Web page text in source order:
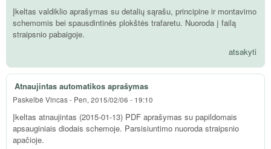
Įkeltas valdiklio aprašymas su detalių sąrašu, principine ir montavimo
schemomis bei spausdintinės plokštės trafaretu. Nuoroda į failą
straipsnio pabaigoje.
atsakyti
Atnaujintas automatikos aprašymas
Paskelbė Vincas- Pen, 2015/02/06 - 19:10
Įkeltas atnaujintas (2015-01-13) PDF aprašymas su papildomais
apsauginiais diodais schemoje. Parsisiuntimo nuoroda straipsnio
apačioje.